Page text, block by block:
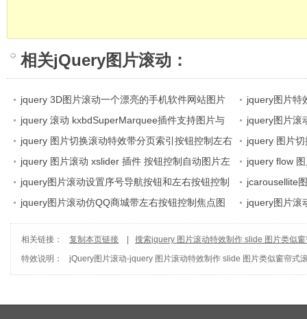
相关jQuery图片滚动 ：
jquery 3D图片滚动一个漂亮的手机软件网站图片
展示
jquery图片特
下翻滚、图片
特效
jquery 滚动 kxbdSuperMarquee插件支持图片与
文字无缝滚动 图片翻滚 焦点图左右切换 banner广
告制作
jquery图片滚
图
jquery 图片切换滚动特效带分页索引按钮控制左右
图片切换滚动
jquery 图片
换滚动
jquery 图片滚动 xslider 插件 按钮控制自动图片左
右滚动、上下滚动
jquery flow
制图片左右滚动
jquery图片滚动设置序号导航按钮和左右按钮控制
单排图片滚动
jcarousellite
动
jquery图片滚动仿QQ商城带左右按钮控制焦点图
片切换滚动
jquery图片滚
滚动
相关链接： 复制本页链接
搜索jquery 图片滚动特效制作 slide 图片类似
特效说明：
jQuery图片滚动-jquery 图片滚动特效制作 slide 图片类似窗帘式